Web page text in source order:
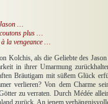
…
plus …
la vengeance …
Kolchis, als die Geliebte des
in ihrer Umarmung
Bräutigam mit süßem Glück
verlieren? Von dem Charme
zu verraten. Durch Médée
zurück. An jenem